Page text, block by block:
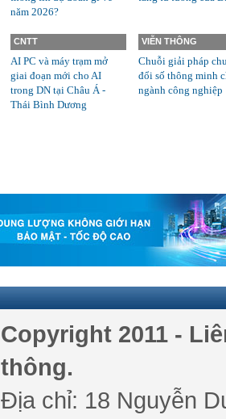
năm 2026?
CNTT
AI PC và máy trạm mở
giai đoạn mới cho AI
trong DN tại Châu Á -
Thái Bình Dương
VIỄN THÔNG
Chuỗi giải pháp
đổi số thông minh
ngành công nghiệp
Copyright 2011 -
thông.
Địa chỉ: 18 Nguyễn